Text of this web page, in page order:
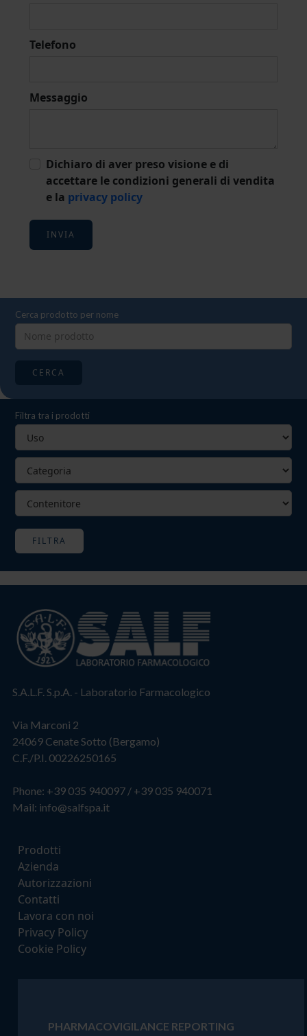
Telefono
Messaggio
Dichiaro di aver preso visione e di
accettare le condizioni generali di vendita
e la privacy policy
INVIA
Cerca prodotto per nome
CERCA
Filtra tra i prodotti
FILTRA
S.A.L.F. S.p.A. - Laboratorio Farmacologico
Via Marconi 2
24069 Cenate Sotto (Bergamo)
C.F./P.I. 00226250165
Phone: +39 035 940097/ +39 035 940071
Mail: info@salfspa.it
Prodotti
Azienda
Autorizzazioni
Contatti
Lavora con noi
Privacy Policy
Cookie Policy
PHARMACOVIGILANCE REPORTING